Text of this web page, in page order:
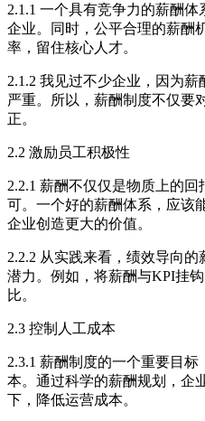
2.1.1 一个具有竞争力的薪酬
企业。同时，公平合理的薪酬
率，留住核心人才。
2.1.2 我见过不少企业，因为
严重。所以，薪酬制度不仅要
正。
2.2 激励员工积极性
2.2.1 薪酬不仅仅是物质上的
可。一个好的薪酬体系，应该
企业创造更大的价值。
2.2.2 从实践来看，绩效导向
潜力。例如，将薪酬与KPI挂
比。
2.3 控制人工成本
2.3.1 薪酬制度的一个重要目
本。通过科学的薪酬规划，企
下，降低运营成本。